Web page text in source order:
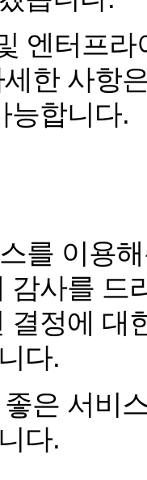
엔터프
세한 사항
능합니다.
를 이용
감사를 드
결정에 대
다.
은 서비
다.